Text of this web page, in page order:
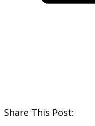
Share This Post: